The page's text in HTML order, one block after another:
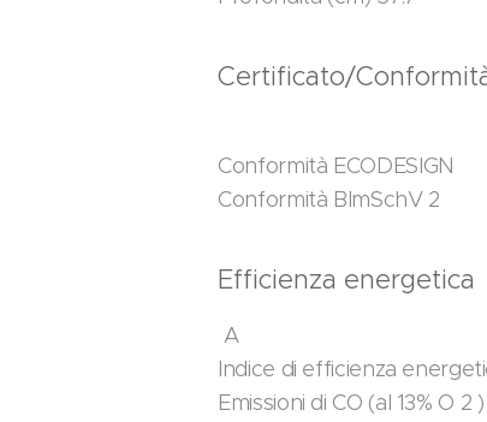
Certificato/
Conformità ECODESIGN
Conformità BImSchV 2
Efficienza energetica
A
Indice di efficienza
Emissioni di CO (al 13% O 2